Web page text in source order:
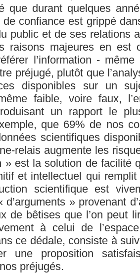
que durant quelques
de confiance est grippé
public et de ses relations
raisons majeures en est
l’information -
préjugé, plutôt que
disponibles sur un
faible, voire faux,
un rapport le
que 69% de nos
scientifiques
relais augmente les
» est la solution de facilité
et intellectuel qui
scientifique est
d’arguments » provenant
de bêtises que l’on peut
à celui de
ce dédale, consiste à
une proposition
préjugés.